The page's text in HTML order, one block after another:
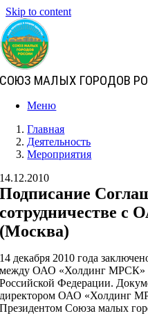
Skip to content
СОЮЗ МАЛЫХ ГОРОДОВ
Меню
Главная
Деятельность
Мероприятия
14.12.2010
Подписание
сотрудничестве
(Москва)
14 декабря 2010 года
между ОАО «Холдинг МРСК»
Российской Федерации.
директором ОАО «Холдинг
Президентом Союза малых